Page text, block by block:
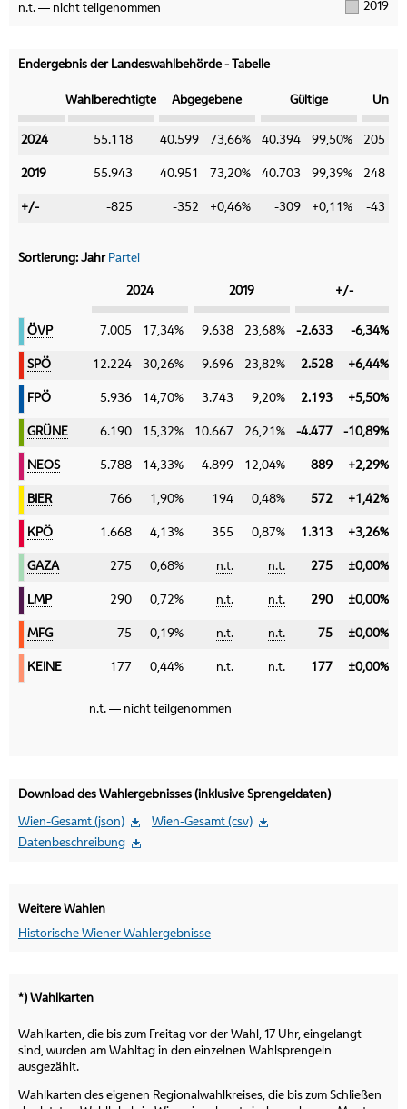
n.t. — nicht teilgenommen 2019
Endergebnis der Landeswahlbehörde - Tabelle
Kategorie
Wahlberechtigte Abgegebene Gültige
202455.118 40.599 73,66% 40.394 99,50% 205
55.943 40.951 73,20% 40.703 99,39% 248
-825 -352 +0,46% -309 +0,11% -43
2024
2019
+/-
Sortierung: Jahr Partei
n.t. — nicht teilgenommen
Kategorie2024 2019 +/-
ÖVP
7.005 17,34% 9.638 23,68% -2.633 -6,34%
SPÖ
12.224 30,26% 9.696 23,82% 2.528 +6,44%
FPÖ
5.936 14,70% 3.743 9,20% 2.193 +5,50%
GRÜNE
6.190 15,32% 10.667 26,21% -4.477 -10,89%
NEOS
5.788 14,33% 4.899 12,04% 889 +2,29%
BIER766 1,90% 194 0,48% 572 +1,42%
KPÖ
1.668 4,13% 355 0,87% 1.313 +3,26%
GAZA
275 0,68% n.t. n.t. 275 ±0,00%
LMP290 0,72% n.t. n.t. 290 ±0,00%
MFG75 0,19% n.t. n.t. 75 ±0,00%
KEINE
177 0,44% n.t. n.t. 177 ±0,00%
ÖVP
SPÖ
FPÖ
GRÜNE
NEOS
BIER
KPÖ
GAZA
LMP
MFG
KEINE
Download des Wahlergebnisses (inklusive Sprengeldaten)
Wien-Gesamt (json)
Wien-Gesamt (csv)
Datenbeschreibung
Weitere Wahlen
Historische Wiener Wahlergebnisse
*) Wahlkarten
Wahlkarten, die bis zum Freitag vor der Wahl, 17 Uhr, eingelangt
sind, wurden am Wahltag in den einzelnen Wahlsprengeln
ausgezählt.
Wahlkarten des eigenen Regionalwahlkreises, die bis zum Schließen